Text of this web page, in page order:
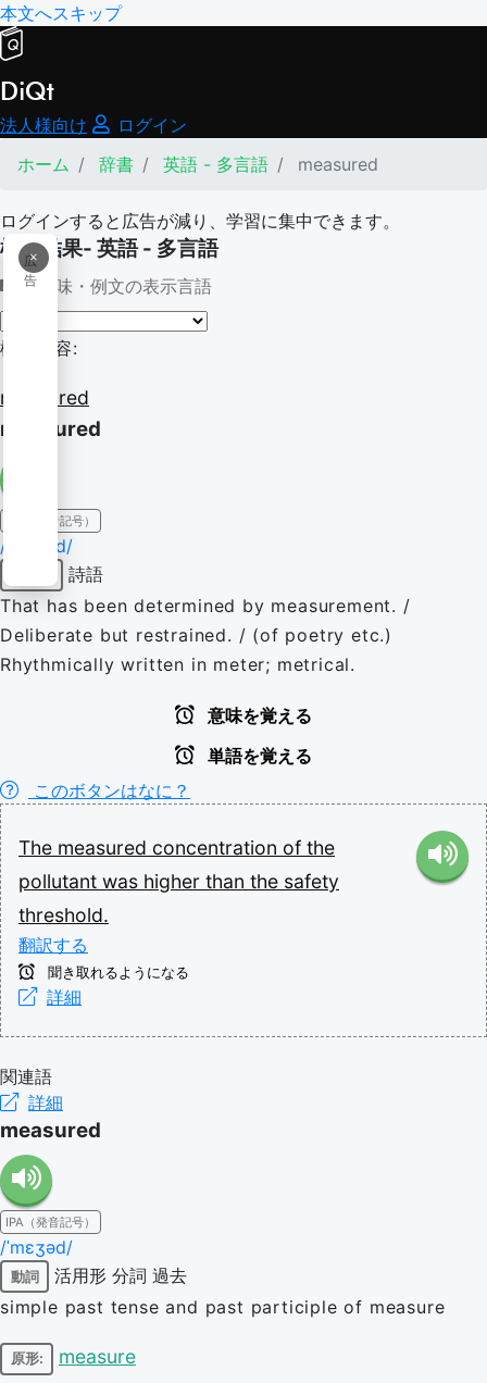
本文へスキップ
DiQt
法人様向け
ログイン
ホーム
辞書 英語 - 多言語 measured
ログインすると広告が減り、学習に集中できます。
×
広
告
検索結果- 英語 - 多言語
意味・例文の表示言語
検索内容:
measured
measured
IPA（発音記号）
/ˈmɛʒəd/
詩語
That has been determined by measurement. /
Deliberate but restrained. / (of poetry etc.)
Rhythmically written in meter; metrical.
意味を覚える
単語を覚える
このボタンはなに？
The measured concentration of the
pollutant was higher than the safety
threshold.
翻訳する
聞き取れるようになる
詳細
関連語
詳細
measured
IPA（発音記号）
/ˈmɛʒəd/
動詞 活用形 分詞 過去
simple past tense and past participle of measure
原形: measure